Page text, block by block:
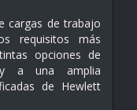
cargas de trabajo
requisitos más
opciones de
y a una amplia
de Hewlett